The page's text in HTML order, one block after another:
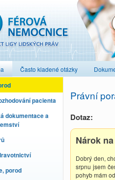
Často kladené otázky
pacienta
dokumentace a
porod
Právní
Dotaz:
Nárok
Dobrý den,
srpnu jsem
pohyb mám